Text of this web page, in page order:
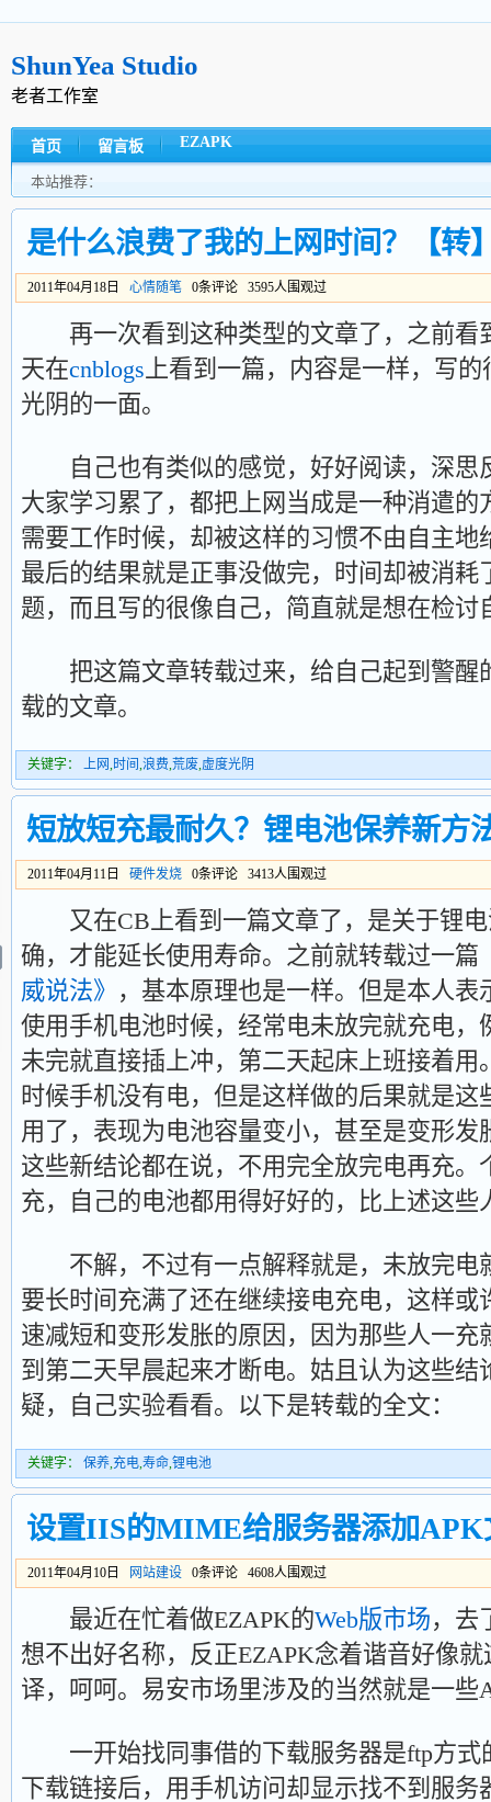
ShunYea Studio
老者工作室
首页 留言板 EZAPK
本站推荐：
是什么浪费了我的上网时间？【转
2011年04月18日 心情随笔 0条评论 3595人围观过
再一次看到这种类型的文章了，之前看
天在cnblogs上看到一篇，内容是一样，写
光阴的一面。
自己也有类似的感觉，好好阅读，深思
大家学习累了，都把上网当成是一种消遣的
需要工作时候，却被这样的习惯不由自主地
最后的结果就是正事没做完，时间却被消耗
题，而且写的很像自己，简直就是想在检讨
把这篇文章转载过来，给自己起到警醒
载的文章。
关键字： 上网,时间 ,浪费,荒废,虚度光阴
短放短充最耐久？锂电池保养新方
2011年04月11日 硬件发烧 0条评论 3413人围观过
又在CB上看到一篇文章了，是关于锂电
确，才能延长使用寿命。之前就转载过一篇
威说法》 ，基本原理也是一样。但是本人
使用手机电池时候，经常电未放完就充电，
未完就直接插上冲，第二天起床上班接着用
时候手机没有电，但是这样做的后果就是这
用了，表现为电池容量变小，甚至是变形发
这些新结论都在说，不用完全放完电再充。
充，自己的电池都用得好好的，比上述这些
不解，不过有一点解释就是，未放完电
要长时间充满了还在继续接电充电，这样或
速减短和变形发胀的原因，因为那些人一充
到第二天早晨起来才断电。姑且认为这些结
疑，自己实验看看。以下是转载的全文：
关键字： 保养,充电,寿命,锂电池
设置IIS的MIME给服务器添加APK
2011年04月10日 网站建设 0条评论 4608人围观过
最近在忙着做EZAPK的Web版市场，去
想不出好名称，反正EZAPK念着谐音好像
译，呵呵。易安市场里涉及的当然就是一些
一开始找同事借的下载服务器是ftp方式
下载链接后，用手机访问却显示找不到服务